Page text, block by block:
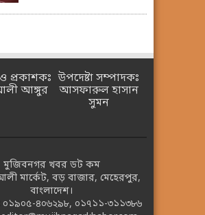
প্রকাশকঃ
আঙ্গুর
উপদেষ্টা সম্পাদকঃ
আসফারুল হাসান
সুমন
মুজিবনগর খবর ডট কম
মার্কেট, বড় বাজার, মেহেরপুর,
বাংলাদেশ।
০১৯০৫-৪০৬২৯৮, ০১৭১১-৩১১৩৮৬